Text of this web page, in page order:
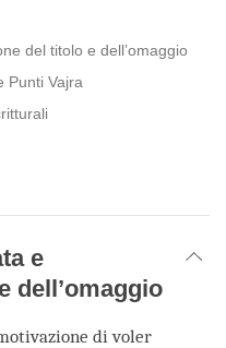
del titolo e dell’omaggio
Punti Vajra
e
dell’omaggio
di voler